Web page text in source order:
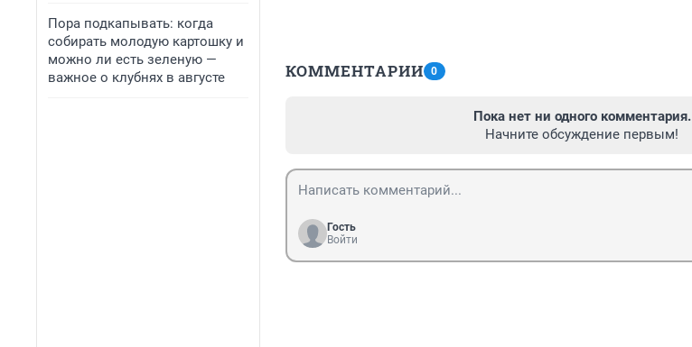
Пора подкапывать: когда
собирать молодую картошку и
можно ли есть зеленую —
важное о клубнях в августе
КОММЕНТАРИИ 0
Пока нет ни одного комментария.
Начните обсуждение первым!
Гость
Войти